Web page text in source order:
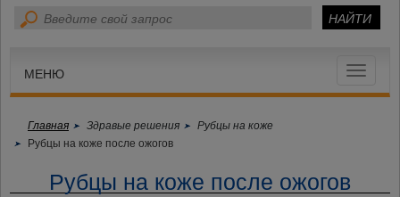
Toggle
МЕНЮ
Главная Здравые решения
Рубцы на коже
Рубцы на коже после ожогов
Рубцы на коже после ожогов